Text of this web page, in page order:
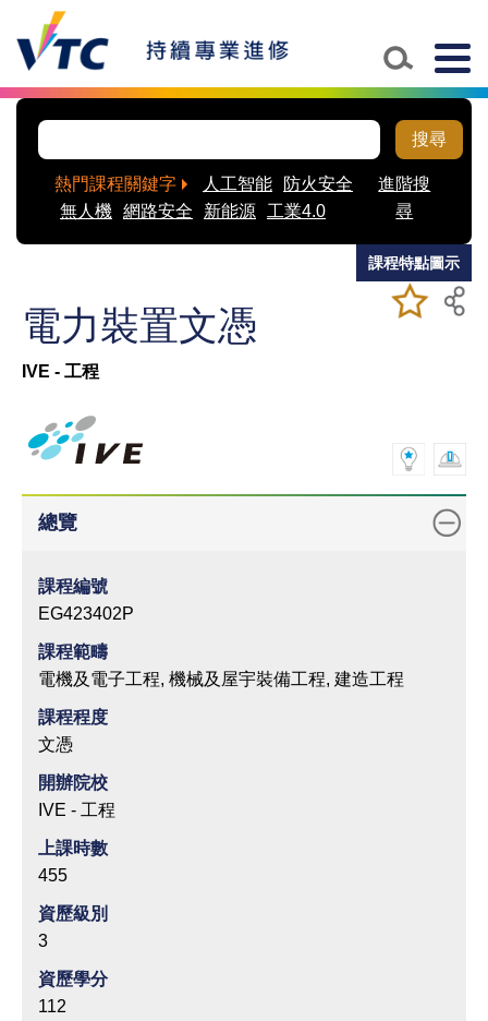
Skip to main content
搜尋
熱門課程關鍵字 人工智能
防火安全
無人機 網路安全 新能源 工業4.0
進階搜
尋
加入/移除
我喜愛的
儲存課程
電力裝置文憑
IVE - 工程
總覽
課程編號
EG423402P
課程範疇
電機及電子工程, 機械及屋宇裝備工程, 建造工程
課程程度
文憑
開辦院校
IVE - 工程
上課時數
455
資歷級別
3
資歷學分
112
課程特點圖示